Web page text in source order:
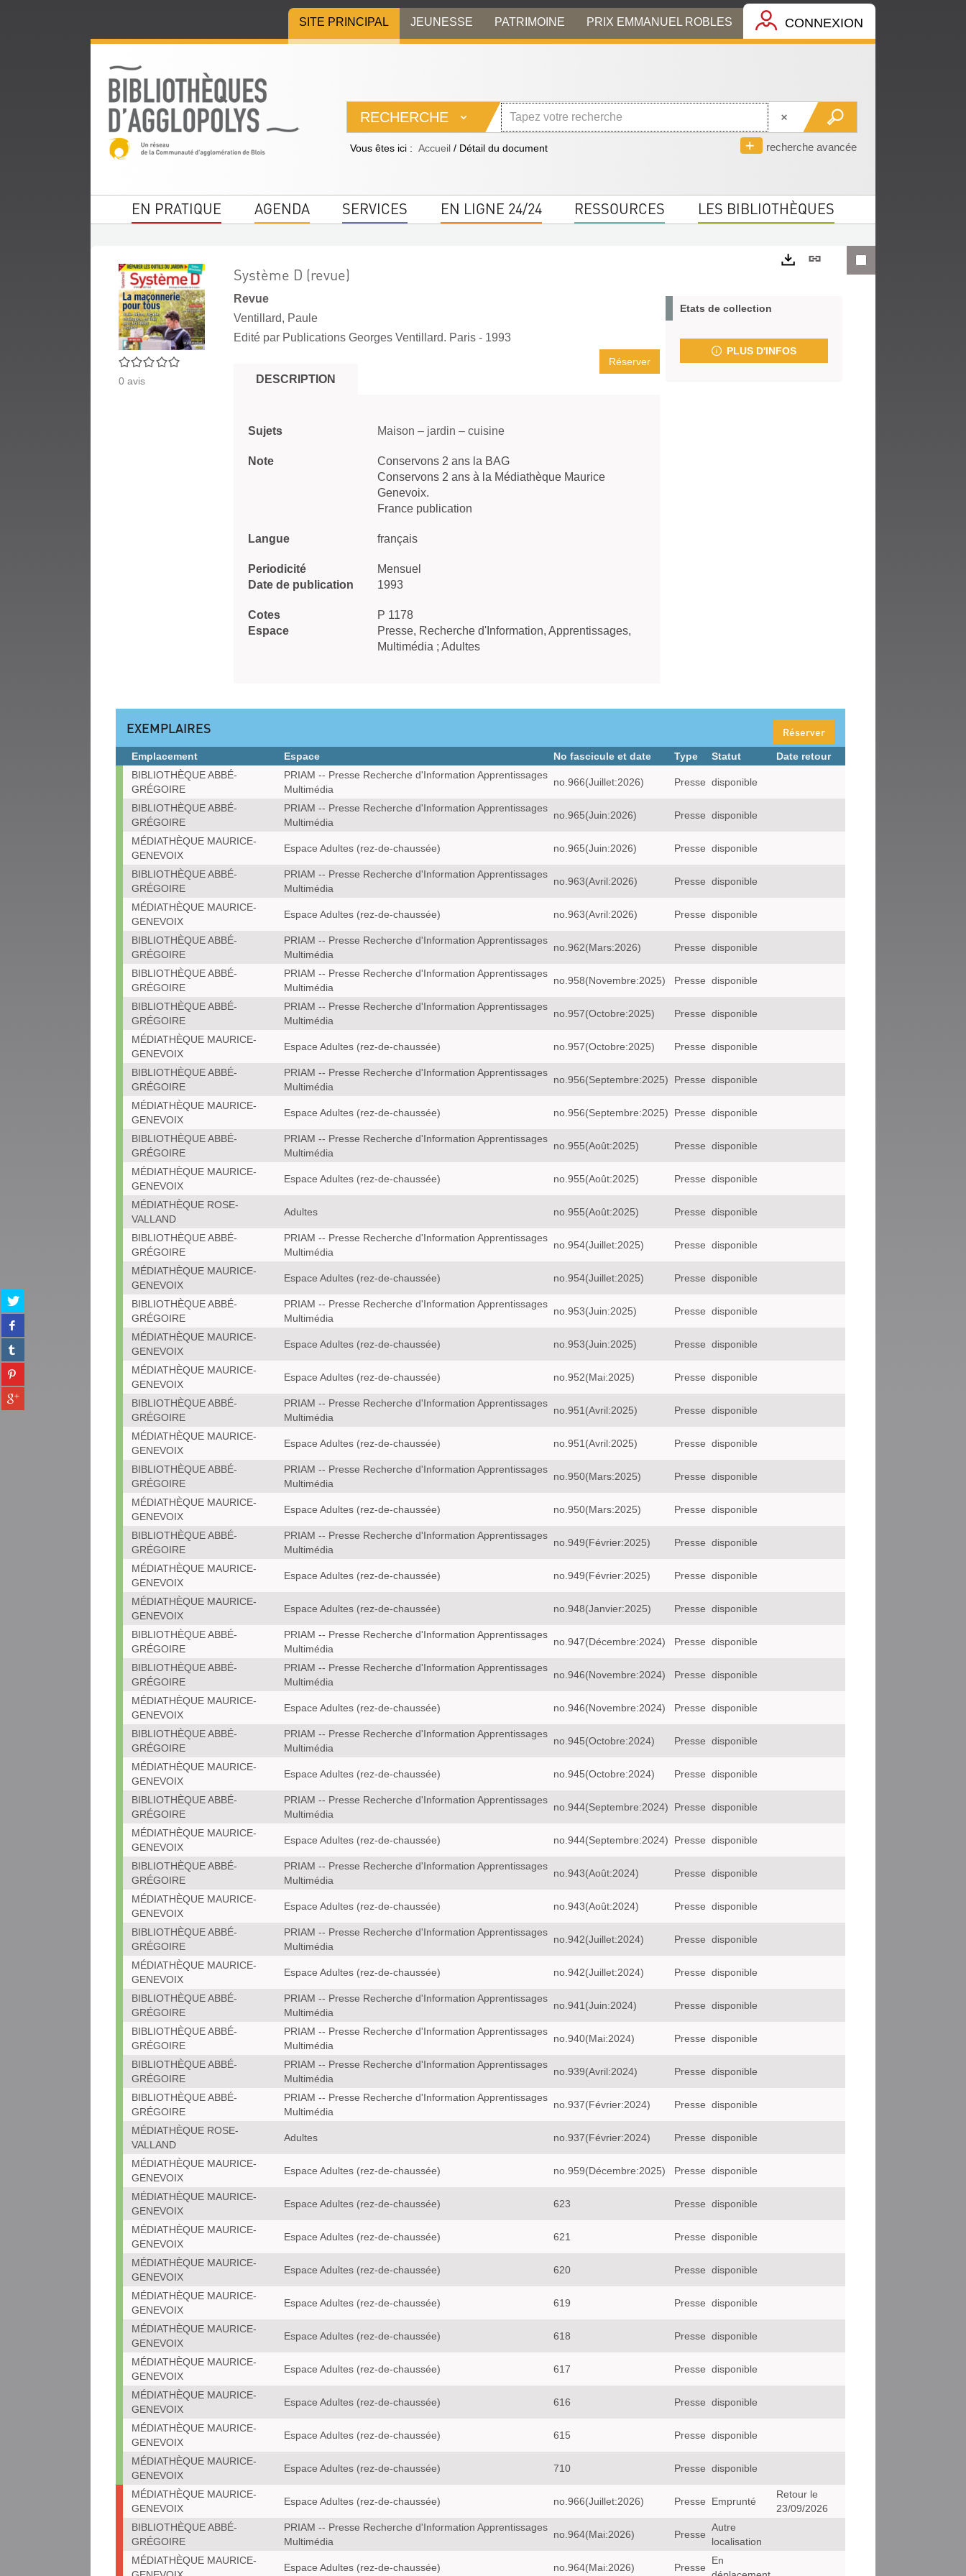
menu
contenu
la
SITE PRINCIPAL JEUNESSE PATRIMOINE PRIX EMMANUEL ROBLES CONNEXION
RECHERCHE
recherche avancée
Vous êtes ici : Accueil / Détail du document
EN PRATIQUE AGENDA SERVICES EN LIGNE 24/24 RESSOURCES LES BIBLIOTHÈQUES
Partager
sur
twitter
(Nouvelle
fenêtre)
Partager
sur
facebook
(Nouvelle
fenêtre)
Partager
sur
tumblr
(Nouvelle
fenêtre)
Partager
sur
pinterest
(Nouvelle
Partager
sur
0/5
0 avis
Système D (revue)
Revue
Ventillard, Paule
Edité par Publications Georges Ventillard. Paris - 1993
Réserver
DESCRIPTION
Sujets Maison – jardin – cuisine
Note
Conservons 2 ans la BAG
Conservons 2 ans à la Médiathèque Maurice
Genevoix.
France publication
Langue français
Periodicité
Mensuel
Date de publication
1993
Cotes
P 1178
Espace
Presse, Recherche d'Information, Apprentissages,
Multimédia ; Adultes
Lien
Etats de collection
PLUS D'INFOS
EXEMPLAIRES Réserver
Exemplaires
Emplacement Espace No fascicule et date Type Statut
Date retour
BIBLIOTHÈQUE ABBÉ-
GRÉGOIRE
PRIAM -- Presse Recherche d'Information Apprentissages
Multimédia
no.966(Juillet:2026) Presse disponible
BIBLIOTHÈQUE ABBÉ-
GRÉGOIRE
PRIAM -- Presse Recherche d'Information Apprentissages
Multimédia
no.965(Juin:2026) Presse disponible
MÉDIATHÈQUE MAURICE-
GENEVOIX
Espace Adultes (rez-de-chaussée) no.965(Juin:2026) Presse disponible
BIBLIOTHÈQUE ABBÉ-
GRÉGOIRE
PRIAM -- Presse Recherche d'Information Apprentissages
Multimédia
no.963(Avril:2026) Presse disponible
MÉDIATHÈQUE MAURICE-
GENEVOIX
Espace Adultes (rez-de-chaussée) no.963(Avril:2026) Presse disponible
BIBLIOTHÈQUE ABBÉ-
GRÉGOIRE
PRIAM -- Presse Recherche d'Information Apprentissages
Multimédia
no.962(Mars:2026) Presse disponible
BIBLIOTHÈQUE ABBÉ-
GRÉGOIRE
PRIAM -- Presse Recherche d'Information Apprentissages
Multimédia
no.958(Novembre:2025) Presse disponible
BIBLIOTHÈQUE ABBÉ-
GRÉGOIRE
PRIAM -- Presse Recherche d'Information Apprentissages
Multimédia
no.957(Octobre:2025) Presse disponible
MÉDIATHÈQUE MAURICE-
GENEVOIX
Espace Adultes (rez-de-chaussée) no.957(Octobre:2025) Presse disponible
BIBLIOTHÈQUE ABBÉ-
GRÉGOIRE
PRIAM -- Presse Recherche d'Information Apprentissages
Multimédia
no.956(Septembre:2025) Presse disponible
MÉDIATHÈQUE MAURICE-
GENEVOIX
Espace Adultes (rez-de-chaussée) no.956(Septembre:2025) Presse disponible
BIBLIOTHÈQUE ABBÉ-
GRÉGOIRE
PRIAM -- Presse Recherche d'Information Apprentissages
Multimédia
no.955(Août:2025) Presse disponible
MÉDIATHÈQUE MAURICE-
GENEVOIX
Espace Adultes (rez-de-chaussée) no.955(Août:2025) Presse disponible
MÉDIATHÈQUE ROSE-
VALLAND
Adultes no.955(Août:2025) Presse disponible
BIBLIOTHÈQUE ABBÉ-
GRÉGOIRE
PRIAM -- Presse Recherche d'Information Apprentissages
Multimédia
no.954(Juillet:2025) Presse disponible
MÉDIATHÈQUE MAURICE-
GENEVOIX
Espace Adultes (rez-de-chaussée) no.954(Juillet:2025) Presse disponible
BIBLIOTHÈQUE ABBÉ-
GRÉGOIRE
PRIAM -- Presse Recherche d'Information Apprentissages
Multimédia
no.953(Juin:2025) Presse disponible
MÉDIATHÈQUE MAURICE-
GENEVOIX
Espace Adultes (rez-de-chaussée) no.953(Juin:2025) Presse disponible
MÉDIATHÈQUE MAURICE-
GENEVOIX
Espace Adultes (rez-de-chaussée) no.952(Mai:2025) Presse disponible
BIBLIOTHÈQUE ABBÉ-
GRÉGOIRE
PRIAM -- Presse Recherche d'Information Apprentissages
Multimédia
no.951(Avril:2025) Presse disponible
MÉDIATHÈQUE MAURICE-
GENEVOIX
Espace Adultes (rez-de-chaussée) no.951(Avril:2025) Presse disponible
BIBLIOTHÈQUE ABBÉ-
GRÉGOIRE
PRIAM -- Presse Recherche d'Information Apprentissages
Multimédia
no.950(Mars:2025) Presse disponible
MÉDIATHÈQUE MAURICE-
GENEVOIX
Espace Adultes (rez-de-chaussée) no.950(Mars:2025) Presse disponible
BIBLIOTHÈQUE ABBÉ-
GRÉGOIRE
PRIAM -- Presse Recherche d'Information Apprentissages
Multimédia
no.949(Février:2025) Presse disponible
MÉDIATHÈQUE MAURICE-
GENEVOIX
Espace Adultes (rez-de-chaussée) no.949(Février:2025) Presse disponible
MÉDIATHÈQUE MAURICE-
GENEVOIX
Espace Adultes (rez-de-chaussée) no.948(Janvier:2025) Presse disponible
BIBLIOTHÈQUE ABBÉ-
GRÉGOIRE
PRIAM -- Presse Recherche d'Information Apprentissages
Multimédia
no.947(Décembre:2024) Presse disponible
BIBLIOTHÈQUE ABBÉ-
GRÉGOIRE
PRIAM -- Presse Recherche d'Information Apprentissages
Multimédia
no.946(Novembre:2024) Presse disponible
MÉDIATHÈQUE MAURICE-
GENEVOIX
Espace Adultes (rez-de-chaussée) no.946(Novembre:2024) Presse disponible
BIBLIOTHÈQUE ABBÉ-
GRÉGOIRE
PRIAM -- Presse Recherche d'Information Apprentissages
Multimédia
no.945(Octobre:2024) Presse disponible
MÉDIATHÈQUE MAURICE-
GENEVOIX
Espace Adultes (rez-de-chaussée) no.945(Octobre:2024) Presse disponible
BIBLIOTHÈQUE ABBÉ-
GRÉGOIRE
PRIAM -- Presse Recherche d'Information Apprentissages
Multimédia
no.944(Septembre:2024) Presse disponible
MÉDIATHÈQUE MAURICE-
GENEVOIX
Espace Adultes (rez-de-chaussée) no.944(Septembre:2024) Presse disponible
BIBLIOTHÈQUE ABBÉ-
GRÉGOIRE
PRIAM -- Presse Recherche d'Information Apprentissages
Multimédia
no.943(Août:2024) Presse disponible
MÉDIATHÈQUE MAURICE-
GENEVOIX
Espace Adultes (rez-de-chaussée) no.943(Août:2024) Presse disponible
BIBLIOTHÈQUE ABBÉ-
GRÉGOIRE
PRIAM -- Presse Recherche d'Information Apprentissages
Multimédia
no.942(Juillet:2024) Presse disponible
MÉDIATHÈQUE MAURICE-
GENEVOIX
Espace Adultes (rez-de-chaussée) no.942(Juillet:2024) Presse disponible
BIBLIOTHÈQUE ABBÉ-
GRÉGOIRE
PRIAM -- Presse Recherche d'Information Apprentissages
Multimédia
no.941(Juin:2024) Presse disponible
BIBLIOTHÈQUE ABBÉ-
GRÉGOIRE
PRIAM -- Presse Recherche d'Information Apprentissages
Multimédia
no.940(Mai:2024) Presse disponible
BIBLIOTHÈQUE ABBÉ-
GRÉGOIRE
PRIAM -- Presse Recherche d'Information Apprentissages
Multimédia
no.939(Avril:2024) Presse disponible
BIBLIOTHÈQUE ABBÉ-
GRÉGOIRE
PRIAM -- Presse Recherche d'Information Apprentissages
Multimédia
no.937(Février:2024) Presse disponible
MÉDIATHÈQUE ROSE-
VALLAND
Adultes no.937(Février:2024) Presse disponible
MÉDIATHÈQUE MAURICE-
GENEVOIX
Espace Adultes (rez-de-chaussée) no.959(Décembre:2025) Presse disponible
MÉDIATHÈQUE MAURICE-
GENEVOIX
Espace Adultes (rez-de-chaussée) 623 Presse disponible
MÉDIATHÈQUE MAURICE-
GENEVOIX
Espace Adultes (rez-de-chaussée) 621 Presse disponible
MÉDIATHÈQUE MAURICE-
GENEVOIX
Espace Adultes (rez-de-chaussée) 620 Presse disponible
MÉDIATHÈQUE MAURICE-
GENEVOIX
Espace Adultes (rez-de-chaussée) 619 Presse disponible
MÉDIATHÈQUE MAURICE-
GENEVOIX
Espace Adultes (rez-de-chaussée) 618 Presse disponible
MÉDIATHÈQUE MAURICE-
GENEVOIX
Espace Adultes (rez-de-chaussée) 617 Presse disponible
MÉDIATHÈQUE MAURICE-
GENEVOIX
Espace Adultes (rez-de-chaussée) 616 Presse disponible
MÉDIATHÈQUE MAURICE-
GENEVOIX
Espace Adultes (rez-de-chaussée) 615 Presse disponible
MÉDIATHÈQUE MAURICE-
GENEVOIX
Espace Adultes (rez-de-chaussée) 710 Presse disponible
MÉDIATHÈQUE MAURICE-
GENEVOIX
Espace Adultes (rez-de-chaussée) no.966(Juillet:2026) Presse Emprunté
Retour le
23/09/2026
BIBLIOTHÈQUE ABBÉ-
GRÉGOIRE
PRIAM -- Presse Recherche d'Information Apprentissages
Multimédia
no.964(Mai:2026) Presse
Autre
localisation
MÉDIATHÈQUE MAURICE-
Espace Adultes (rez-de-chaussée) no.964(Mai:2026) Presse
En